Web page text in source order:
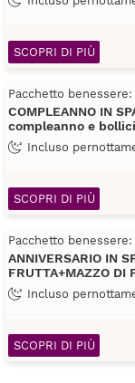
SCOPRI DI PIÙ
Pacchetto
COMPLEANNO IN
compleanno e
Incluso
SCOPRI DI PIÙ
Pacchetto
ANNIVERSARIO IN
FRUTTA+MAZZO DI
Incluso
SCOPRI DI PIÙ